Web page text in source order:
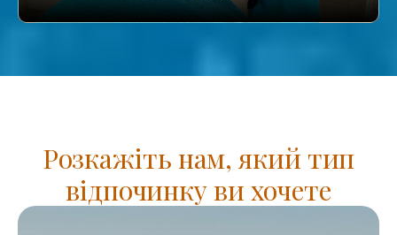
Розкажіть нам, який тип
відпочинку ви хочете